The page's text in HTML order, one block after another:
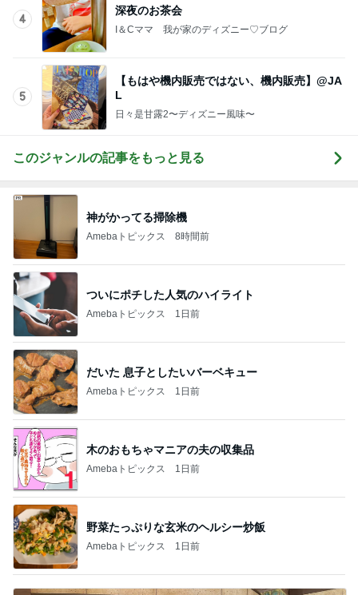
4
深夜のお茶会
I＆Cママ 我が家のディズニー♡ブログ
5
【もはや機内販売ではない、機内販売】@JA
L
日々是甘露2〜ディズニー風味〜
このジャンルの記事をもっと見る
神がかってる掃除機
Amebaトピックス 8時間前
ついにポチした人気のハイライト
Amebaトピックス 1日前
だいた 息子としたいバーベキュー
Amebaトピックス 1日前
木のおもちゃマニアの夫の収集品
Amebaトピックス 1日前
野菜たっぷりな玄米のヘルシー炒飯
Amebaトピックス 1日前